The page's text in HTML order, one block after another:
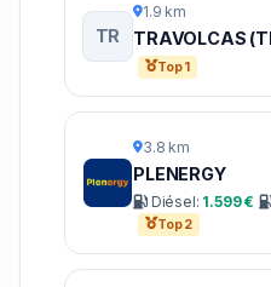
TR
1.9 km
Top 1
3.8 km
PLENERGY
Diésel: 1.599 €
Top 2